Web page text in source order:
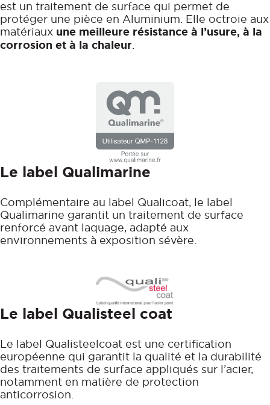
est un traitement de surface qui permet de
protéger une pièce en Aluminium. Elle octroie aux
matériaux une meilleure résistance à l’usure, à la
corrosion et à la chaleur.
Le label Qualimarine
Complémentaire au label Qualicoat, le label
Qualimarine garantit un traitement de surface
renforcé avant laquage, adapté aux
environnements à exposition sévère.
Le label Qualisteel coat
Le label Qualisteelcoat est une certification
européenne qui garantit la qualité et la durabilité
des traitements de surface appliqués sur l’acier,
notamment en matière de protection
anticorrosion.